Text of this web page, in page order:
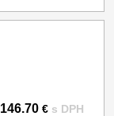
146.70 € s DPH